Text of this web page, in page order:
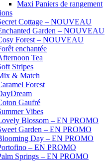
Maxi Paniers de rangement
Cottage – NOUVEAU
Garden – NOUVEAU
Forest – NOUVEAU
enchantée
Tea
Stripes
& Match
Forest
Gaufré
Vibes
Blossom – EN PROMO
Garden – EN PROMO
Day – EN PROMO
– EN PROMO
Springs – EN PROMO